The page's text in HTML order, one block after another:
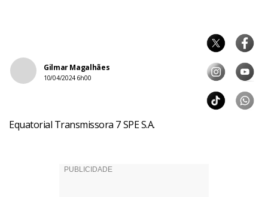
Gilmar Magalhães
10/04/2024 6h00
Equatorial Transmissora 7 SPE S.A.